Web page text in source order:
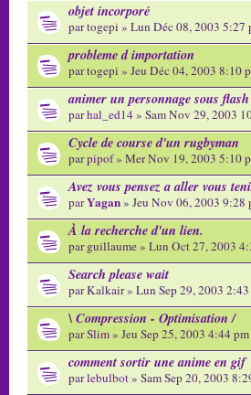
objet incorporé
par togepi » Lun Déc 08, 2003 5:27
probleme d importation
par togepi » Jeu Déc 04, 2003 8:10
animer un personnage sous flash
parhal_ed14» Sam Nov 29, 2003
Cycle de course d'un rugbyman
parpipof» Mer Nov 19, 2003 5:10
Avez vous pensez a aller vous
parYagan» Jeu Nov 06, 2003 9:28
À la recherche d'un lien.
par guillaume » Lun Oct 27, 2003
Search please wait
par Kalkair » Lun Sep 29, 2003
\ Compression - Optimisation /
parSlim» Jeu Sep 25, 2003 4:44 pm
comment sortir une anime en gif
parlebulbot» Sam Sep 20, 2003